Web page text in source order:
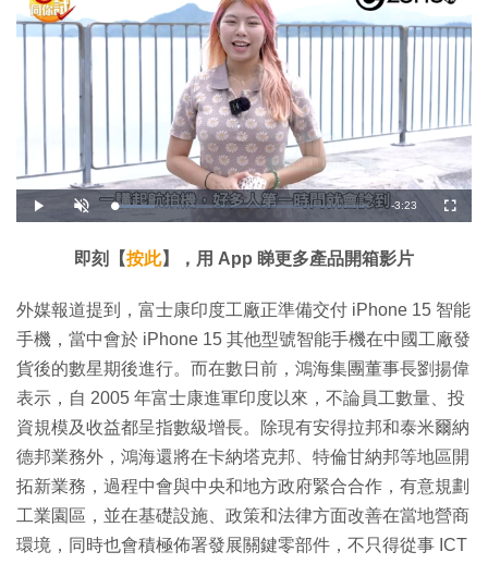
播
放
開
啟
載
入
:
1
6
%
剩
時
-3:23
全
螢
即刻【按此】，用 App 睇更多產品開箱影片
外媒報道提到，富士康印度工廠正準備交付 iPhone 15 智能
手機，當中會於 iPhone 15 其他型號智能手機在中國工廠發
貨後的數星期後進行。而在數日前，鴻海集團董事長劉揚偉
表示，自 2005 年富士康進軍印度以來，不論員工數量、投
資規模及收益都呈指數級增長。除現有安得拉邦和泰米爾納
德邦業務外，鴻海還將在卡納塔克邦、特倫甘納邦等地區開
拓新業務，過程中會與中央和地方政府緊合合作，有意規劃
工業園區，並在基礎設施、政策和法律方面改善在當地營商
環境，同時也會積極佈署發展關鍵零部件，不只得從事 ICT